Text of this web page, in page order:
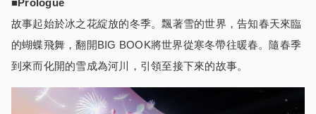
故事起始於冰之花綻放的冬季。飄著雪的世界，告知春天來臨
的蝴蝶飛舞，翻開BIG BOOK將世界從寒冬帶往暖春。隨春季
到來而化開的雪成為河川，引領至接下來的故事。